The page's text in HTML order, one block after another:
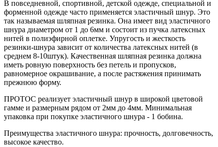
В повседневной, спортивной, детской одежде, специальной и
форменной одежде часто применяется эластичный шнур. Это
так называемая шляпная резинка. Она имеет вид эластичного
шнура диаметром от 1 до 6мм и состоит из пучка латексных
нитей в полиэфирной оплетке. Упругость и жесткость
резинки-шнура зависит от количества латексных нитей (в
среднем 8-10штук). Качественная шляпная резинка должна
иметь ровную поверхность без петель и пропусков,
равномерное окрашивание, а после растяжения принимать
прежнюю форму.
ПРОТОС реализует эластичный шнур в широкой цветовой
гамме и размерным рядом от 2мм до 4мм. Минимальная
упаковка при покупке эластичного шнура - 1 бобина.
Преимущества эластичного шнура: прочность, долговечность,
высокое качество.